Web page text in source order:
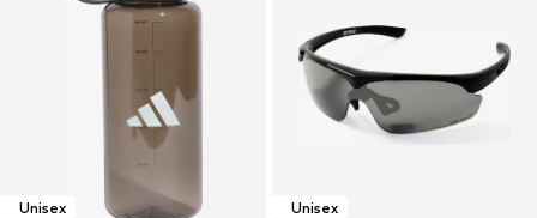
Unisex
Unisex